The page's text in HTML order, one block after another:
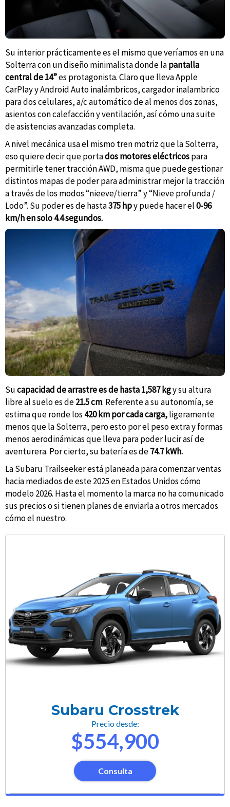
Su interior prácticamente es el mismo que veríamos en una
Solterra con un diseño minimalista donde lapantalla
central de 14”es protagonista. Claro que lleva Apple
CarPlay y Android Auto inalámbricos, cargador inalambrico
para dos celulares, a/c automático de al menos dos zonas,
asientos con calefacción y ventilación, así cómo una suite
de asistencias avanzadas completa.
A nivel mecánica usa el mismo tren motriz que la Solterra,
eso quiere decir que portados motores eléctricospara
permitirle tener tracción AWD, misma que puede gestionar
distintos mapas de poder para administrar mejor la tracción
a través de los modos “nieeve/tierra” y “Nieve profunda /
Lodo”. Su poder es de hasta375 hpy puede hacer el0-96
km/h en solo 4.4 segundos.
Sucapacidad de arrastre es de hasta 1,587 kgy su altura
libre al suelo es de21.5 cm. Referente a su autonomía, se
estima que ronde los 420 km por cada carga,ligeramente
menos que la Solterra, pero esto por el peso extra y formas
menos aerodinámicas que lleva para poder lucir así de
aventurera. Por cierto, su batería es de74.7 kWh.
La Subaru Trailseeker está planeada para comenzar ventas
hacia mediados de este 2025 en Estados Unidos cómo
modelo 2026. Hasta el momento la marca no ha comunicado
sus precios o si tienen planes de enviarla a otros mercados
cómo el nuestro.
Subaru Crosstrek
Precio desde:
$554,900
Consulta